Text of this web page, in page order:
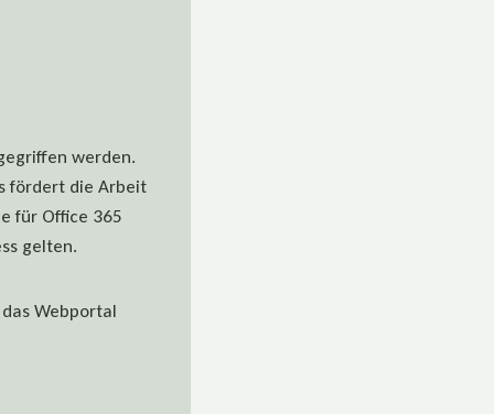
werden.
fördert die Arbeit
für Office 365
gelten.
Webportal